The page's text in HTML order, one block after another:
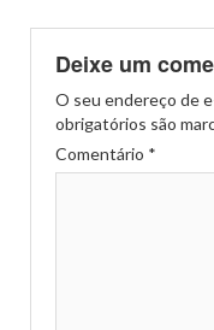
Deixe um
O seu endereço de
obrigatórios são
Comentário *